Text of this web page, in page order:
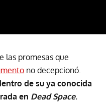
las promesas que
no decepcionó.
de su ya conocida
en Dead Space.